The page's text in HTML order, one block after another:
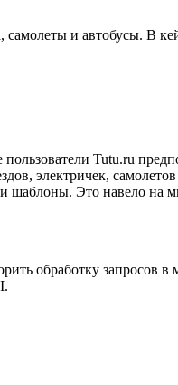
и автобусы. В
Tutu.ru
электричек,
шаблоны. Это навело на
обработку запросов